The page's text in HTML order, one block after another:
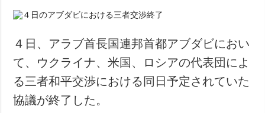
政治
防衛
社会・文化
スポーツ
犯罪
４日、アラブ首長国連邦首都アブダビにおい
て、ウクライナ、米国、ロシアの代表団によ
る三者和平交渉における同日予定されていた
協議が終了した。